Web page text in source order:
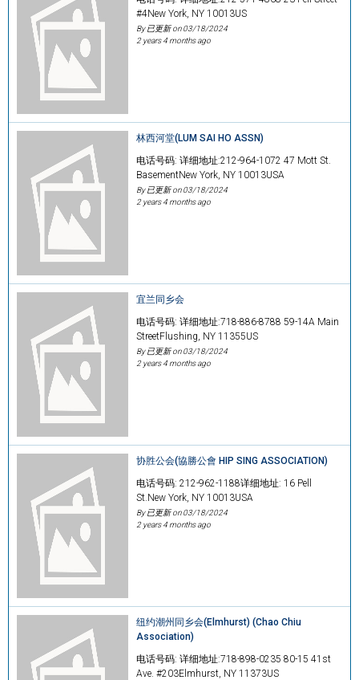
#4New York, NY 10013US
By 已更新 on03/18/2024
2 years 4 months ago
林西河堂(LUM SAI HO ASSN)
电话号码: 详细地址:212-964-1072 47 Mott St.
BasementNew York, NY 10013USA
By 已更新 on03/18/2024
2 years 4 months ago
宜兰同乡会
电话号码: 详细地址:718-886-8788 59-14A Main
StreetFlushing, NY 11355US
By 已更新 on03/18/2024
2 years 4 months ago
协胜公会(協勝公會 HIP SING ASSOCIATION)
电话号码: 212-962-1188详细地址: 16 Pell
St.New York, NY 10013USA
By 已更新 on03/18/2024
2 years 4 months ago
纽约潮州同乡会(Elmhurst) (Chao Chiu
Association)
电话号码: 详细地址:718-898-0235 80-15 41st
Ave. #203Elmhurst, NY 11373US